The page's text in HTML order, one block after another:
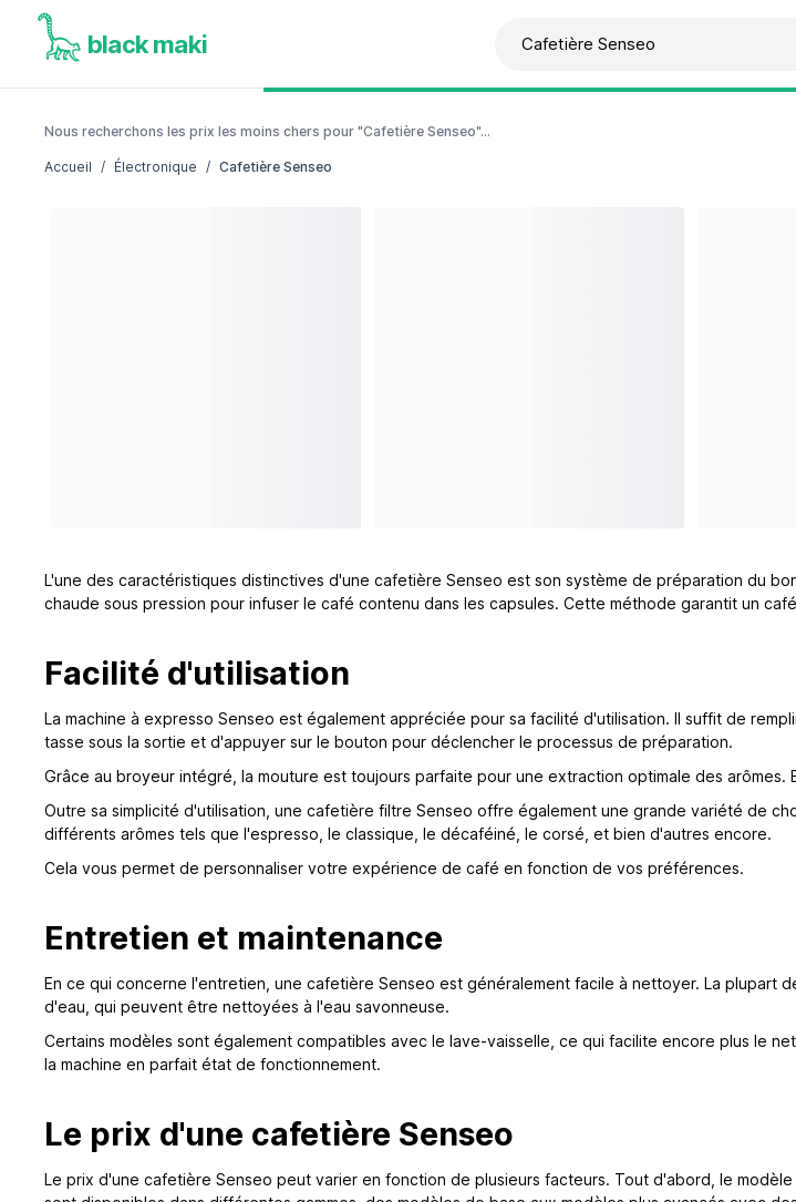
black maki
Nous recherchons les prix les moins chers pour "Cafetière Senseo"...
Accueil / Électronique / Cafetière Senseo
L'une des caractéristiques distinctives d'une cafetière Senseo est son système de préparation du
chaude sous pression pour infuser le café contenu dans les capsules. Cette méthode garantit un
Facilité d'utilisation
La machine à expresso Senseo est également appréciée pour sa facilité d'utilisation. Il suffit de
tasse sous la sortie et d'appuyer sur le bouton pour déclencher le processus de préparation.
Grâce au broyeur intégré, la mouture est toujours parfaite pour une extraction optimale des
Outre sa simplicité d'utilisation, une cafetière filtre Senseo offre également une grande variété de
différents arômes tels que l'espresso, le classique, le décaféiné, le corsé, et bien d'autres encore.
Cela vous permet de personnaliser votre expérience de café en fonction de vos préférences.
Entretien et maintenance
En ce qui concerne l'entretien, une cafetière Senseo est généralement facile à nettoyer. La
d'eau, qui peuvent être nettoyées à l'eau savonneuse.
Certains modèles sont également compatibles avec le lave-vaisselle, ce qui facilite encore plus le
la machine en parfait état de fonctionnement.
Le prix d'une cafetière Senseo
Le prix d'une cafetière Senseo peut varier en fonction de plusieurs facteurs. Tout d'abord, le